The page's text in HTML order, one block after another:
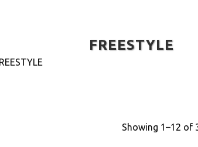
FREESTYLE
Showing 1–12 of